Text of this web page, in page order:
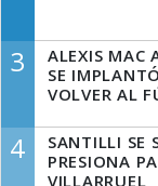
3
ALEXIS MAC
SE
VOLVER AL
4
SANTILLI SE
PRESIONA
VILLARRUEL